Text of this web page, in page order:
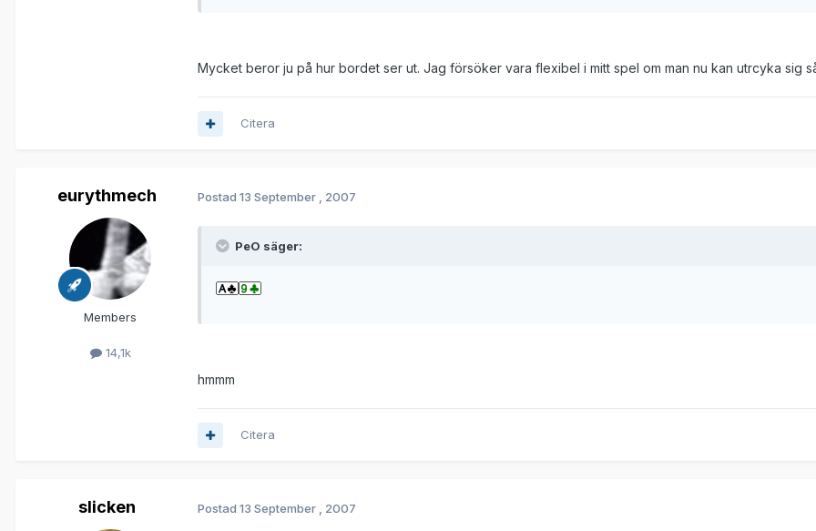
Mycket beror ju på hur bordet ser ut. Jag försöker vara flexibel i mitt spel om man nu kan utrcyka sig
Citera
eurythmech
Members
14,1k
Postad 13 September , 2007
PeO säger:
hmmm
Citera
slicken Postad 13 September , 2007